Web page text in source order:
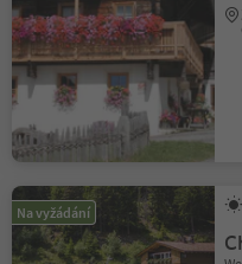
Na vyžádání